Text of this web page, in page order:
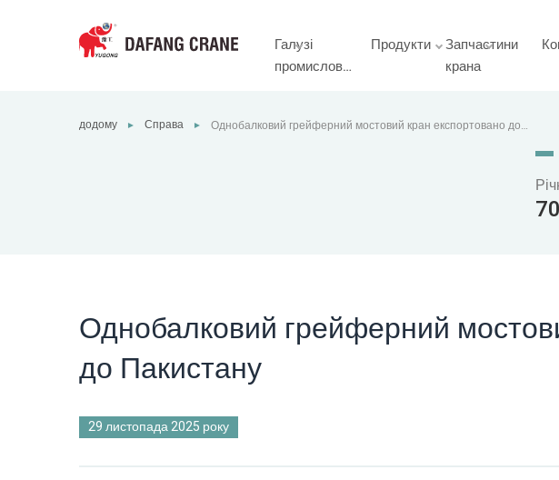
Галузі
промислово
Продукти
Запчастини
крана
додому ► Справа ►
Однобалковий грейферний мостовий кран експортовано до
Однобалковий грейферний
до Пакистану
29 листопада 2025 року